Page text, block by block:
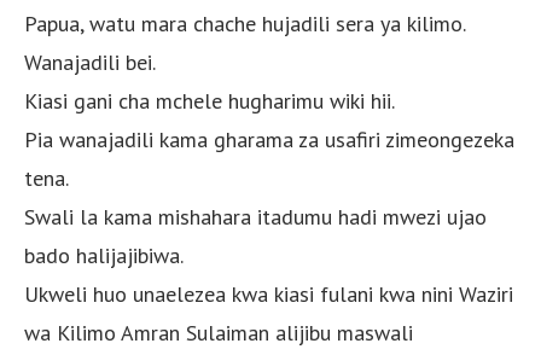
Papua, watu mara chache hujadili sera ya kilimo.
Wanajadili bei.
Kiasi gani cha mchele hugharimu wiki hii.
Pia wanajadili kama gharama za usafiri zimeongezeka
tena.
Swali la kama mishahara itadumu hadi mwezi ujao
bado halijajibiwa.
Ukweli huo unaelezea kwa kiasi fulani kwa nini Waziri
wa Kilimo Amran Sulaiman alijibu maswali